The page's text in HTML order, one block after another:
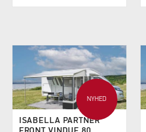
NYHED
ISABELLA PARTNER